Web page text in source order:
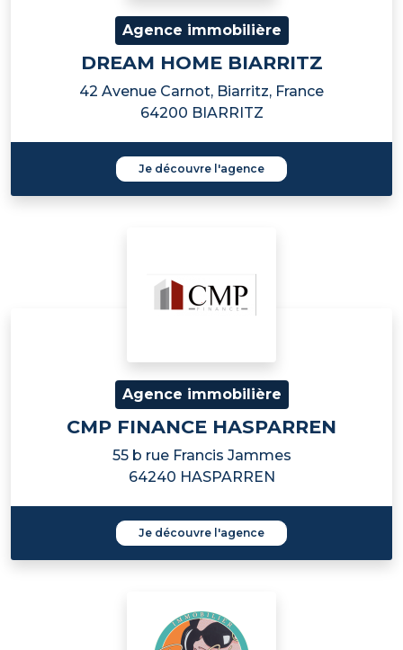
Agence immobilière
DREAM HOME BIARRITZ
42 Avenue Carnot, Biarritz, France
64200 BIARRITZ
Je découvre l'agence
Agence immobilière
CMP FINANCE HASPARREN
55 b rue Francis Jammes
64240 HASPARREN
Je découvre l'agence